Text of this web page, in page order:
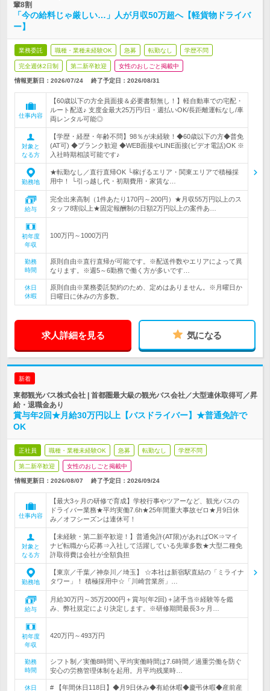
輩8割
「今の給料じゃ厳しい…」人が月収50万超へ【軽貨物ドライバ
ー】
業務委託 職種・業種未経験OK 急募 転勤なし 学歴不問
完全週休2日制 第二新卒歓迎 女性のおしごと掲載中
情報更新日：2026/07/24 終了予定日： 2026/08/31
仕事内容
【60歳以下の方全員面接＆必要書類無し！】軽自動車での宅配・
ルート配送♪ 支度金最大25万円/日・週払いOK/長距離運転なし/車
両レンタル可能◎
対象と
なる方
【学歴・経歴・年齢不問】98％が未経験！◆60歳以下の方◆普免
(AT可) ◆ブランク歓迎 ◆WEB面接やLINE面接(ビデオ電話)OK ※
入社時期相談可能です♪
勤務地
★転勤なし／直行直帰OK └稼げるエリア・関東エリアで積極採
用中！ └引っ越し代・初期費用・家賃な…
給与
完全出来高制（1件あたり170円～200円）★月収55万円以上のス
タッフ8割以上★固定報酬制の日額2万円以上の案件あ…
初年度
年収
100万円～1000万円
勤務
時間
原則自由※直行直帰が可能です。※配送件数やエリアによって異
なります。※週5～6勤務で働く方が多いです…
休日
休暇
原則自由※業務委託契約のため、定めはありません。※月曜日か
日曜日に休みの方多数。
求人詳細を見る 気になる
新着
東都観光バス株式会社 | 首都圏最大級の観光バス会社／大型連休取得可／昇
給・退職金あり
賞与年2回★月給30万円以上【バスドライバー】★普通免許で
OK
正社員 職種・業種未経験OK 急募 転勤なし 学歴不問
第二新卒歓迎 女性のおしごと掲載中
情報更新日：2026/08/07 終了予定日： 2026/09/24
仕事内容
【最大3ヶ月の研修で育成】学校行事やツアーなど、観光バスの
ドライバー業務★平均実働7.6h★25年間重大事故ゼロ★月9日休
み／オフシーズンは連休可！
対象と
なる方
【未経験・第二新卒歓迎！】普通免許(AT限)があればOK⇒マイ
ナビ転職から応募⇒入社して活躍している先輩多数★大型二種免
許取得費は会社が全額負担
勤務地
【東京／千葉／神奈川／埼玉】 ☆本社は新宿駅直結の「ミライナ
タワー」！ 積極採用中☆「川崎営業所」…
給与
月給30万円～35万2000円＋賞与(年2回)＋諸手当※経験等を鑑
み、弊社規定により決定します。※研修期間最長3ヶ月…
初年度
年収
420万円～493万円
勤務
時間
シフト制／実働8時間＼平均実働時間は7.6時間／過重労働を防ぐ
安心の労務管理体制を起用。月平均残業時…
休日 # 【年間休日118日】◆月9日休み◆有給休暇◆慶弔休暇◆産前産